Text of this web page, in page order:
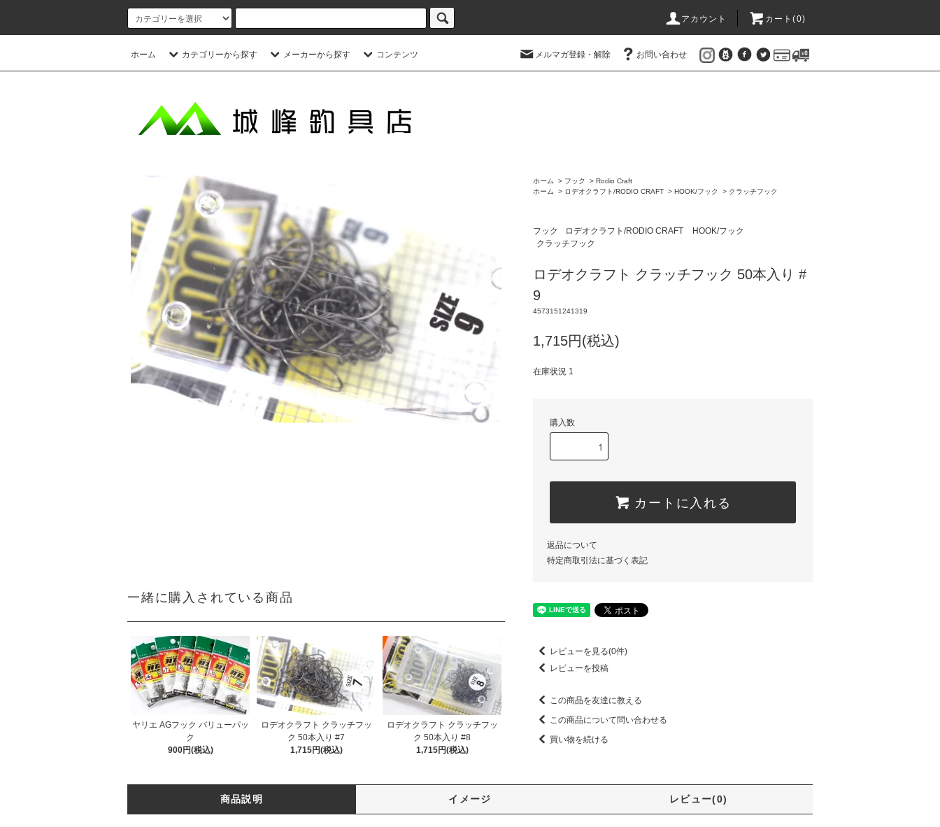
アカウント カート(0)
ホーム カテゴリーから探す メーカーから探す コンテンツ メルマガ登録・解除 お問い合わせ
一緒に購入されている商品
ヤリエ AGフック バリューパッ
ク
900円(税込)
ロデオクラフト クラッチフッ
ク 50本入り #7
1,715円(税込)
ロデオクラフト クラッチフッ
ク 50本入り #8
1,715円(税込)
ホーム > フック > Rodio Craft
ホーム
> ロデオクラフト/RODIO CRAFT > HOOK/フック > クラッチフック
フック ロデオクラフト/RODIO CRAFT
HOOK/フック
クラッチフック
ロデオクラフト クラッチフック 50本入り #
9
4573151241319
1,715円(税込)
在庫状況 1
購入数
カートに入れる
返品について
特定商取引法に基づく表記
レビューを見る(0件)
レビューを投稿
この商品を友達に教える
この商品について問い合わせる
買い物を続ける
商品説明 イメージ レビュー(0)